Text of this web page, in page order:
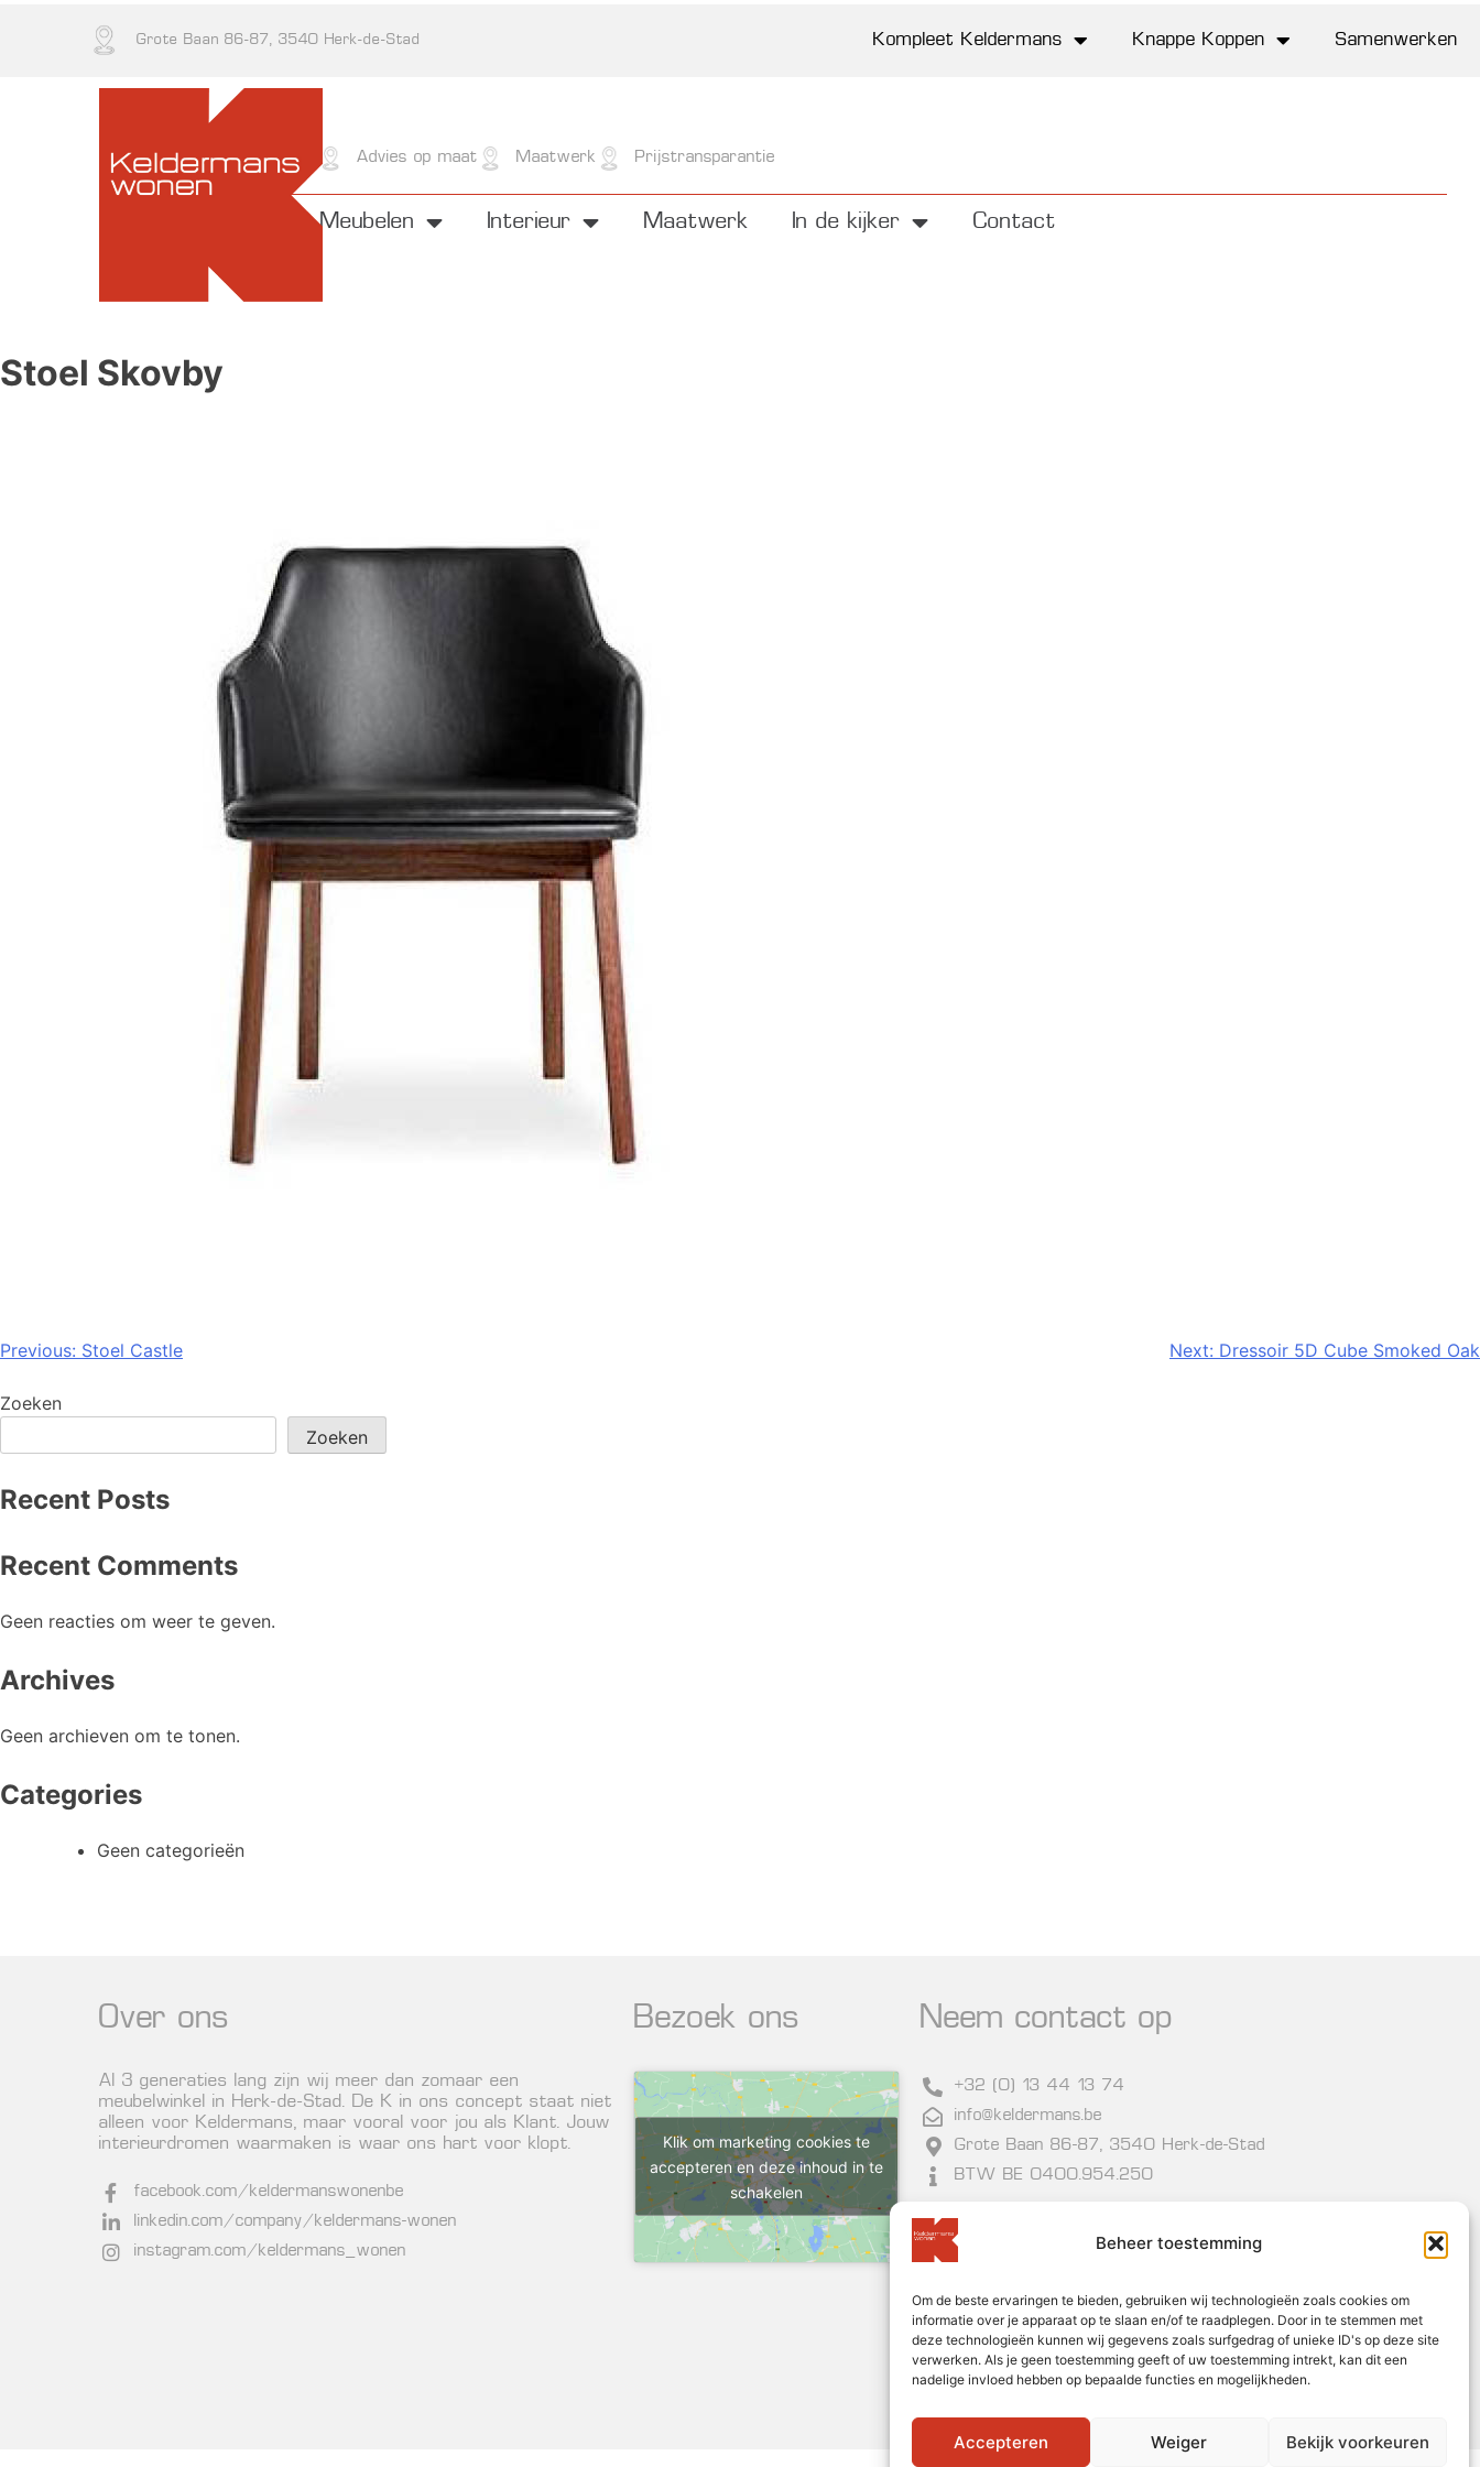
Beheer toestemming
Om de beste ervaringen te bieden, gebruiken wij technologieën zoals cookies om
informatie over je apparaat op te slaan en/of te raadplegen. Door in te stemmen met
deze technologieën kunnen wij gegevens zoals surfgedrag of unieke ID's op deze site
verwerken. Als je geen toestemming geeft of uw toestemming intrekt, kan dit een
nadelige invloed hebben op bepaalde functies en mogelijkheden.
Accepteren Weiger Bekijk voorkeuren
Interieur Maatwerk In de kijker Contact
Grote Baan 86-87, 3540 Herk-de-Stad Kompleet Keldermans Knappe Koppen Samenwerken
Kwaliteit Advies op maat Maatwerk Prijstransparantie
Meubelen Interieur Maatwerk In de kijker Contact
Stoel Skovby
Previous: Stoel Castle Next: Dressoir 5D Cube Smoked Oak
Zoeken
Zoeken
Recent Posts
Recent Comments
Geen reacties om weer te geven.
Archives
Geen archieven om te tonen.
Categories
Geen categorieën
Over ons
Al 3 generaties lang zijn wij meer dan zomaar een
meubelwinkel in Herk-de-Stad. De K in ons concept staat niet
alleen voor Keldermans, maar vooral voor jou als Klant. Jouw
interieurdromen waarmaken is waar ons hart voor klopt.
facebook.com/keldermanswonenbe
linkedin.com/company/keldermans-wonen
instagram.com/keldermans_wonen
Bezoek ons
Klik om marketing cookies te
accepteren en deze inhoud in te
schakelen
Neem contact op
+32 (0) 13 44 13 74
info@keldermans.be
Grote Baan 86-87, 3540 Herk-de-Stad
BTW BE 0400.954.250
Nieuwsbrief
Inschrijven